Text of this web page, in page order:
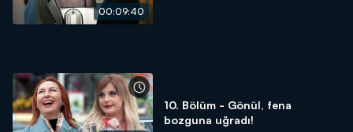
00:09:40
10. Bölüm - Gönül, fena
bozguna uğradı!